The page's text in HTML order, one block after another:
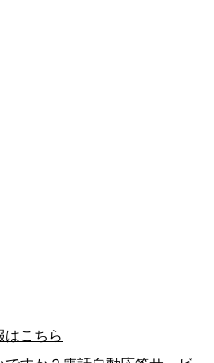
はこちら